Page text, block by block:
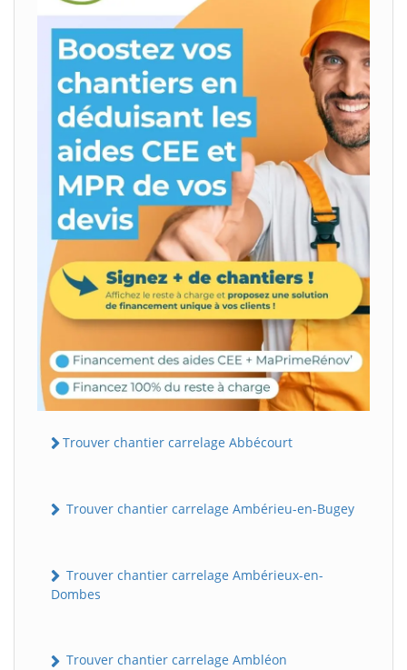
Trouver chantier carrelage Abbécourt
Trouver chantier carrelage Ambérieu-en-Bugey
Trouver chantier carrelage Ambérieux-en-
Dombes
Trouver chantier carrelage Ambléon